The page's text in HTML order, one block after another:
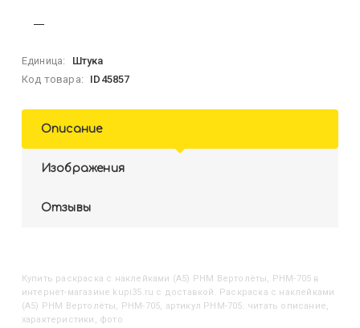
Единица:
Штука
Код товара:
ID45857
Описание
Изображения
Отзывы
Купить Раскраска с наклейками (А5) РНМ Вертолёты, РНМ-705 в
интернет-магазине kupi35.ru с доставкой. Раскраска с наклейками
(А5) РНМ Вертолёты, РНМ-705, артикул РНМ-705: читать описание,
характеристики, фото